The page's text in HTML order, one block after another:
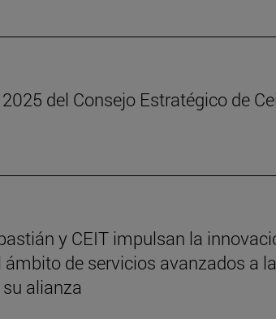
del Consejo Estratégico de
y CEIT impulsan la
ámbito de servicios avanzados a la
alianza